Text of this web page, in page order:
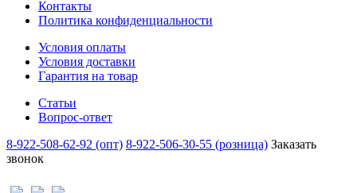
Контакты
Политика конфиденциальности
Условия оплаты
Условия доставки
Гарантия на товар
Статьи
Вопрос-ответ
8-922-508-62-92 (опт) 8-922-506-30-55 (розница) Заказать
звонок